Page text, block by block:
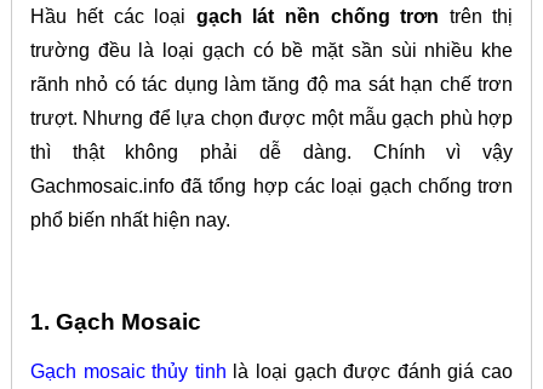
Hầu hết các loại gạch lát nền chống trơn trên thị
trường đều là loại gạch có bề mặt sần sùi nhiều khe
rãnh nhỏ có tác dụng làm tăng độ ma sát hạn chế trơn
trượt. Nhưng để lựa chọn được một mẫu gạch phù hợp
thì thật không phải dễ dàng. Chính vì vậy
Gachmosaic.info đã tổng hợp các loại gạch chống trơn
phổ biến nhất hiện nay.
1. Gạch Mosaic
Gạch mosaic thủy tinh là loại gạch được đánh giá cao